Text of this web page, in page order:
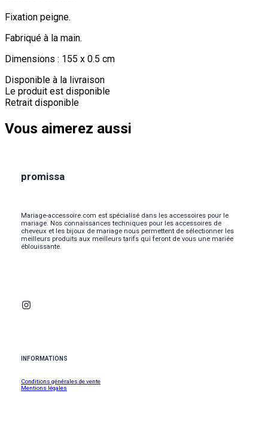
Fixation peigne.
Fabriqué à la main.
Dimensions : 155 x 0.5 cm
Disponible à la livraison
Le produit est disponible
Retrait disponible
Vous aimerez aussi
promissa
INFORMATIONS
Conditions générales de vente
Mentions légales
Mariage-accessoire.com est spécialisé dans les accessoires pour le
mariage. Nos connaissances techniques pour les accessoires de
cheveux et les bijoux de mariage nous permettent de sélectionner les
meilleurs produits aux meilleurs tarifs qui feront de vous une mariée
éblouissante.